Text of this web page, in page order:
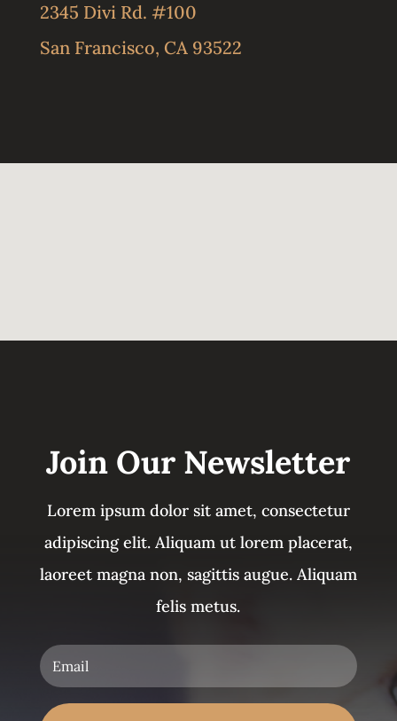
2345 Divi Rd. #100
San Francisco, CA 93522
Join Our Newsletter
Lorem ipsum dolor sit amet, consectetur
adipiscing elit. Aliquam ut lorem placerat,
laoreet magna non, sagittis augue. Aliquam
felis metus.